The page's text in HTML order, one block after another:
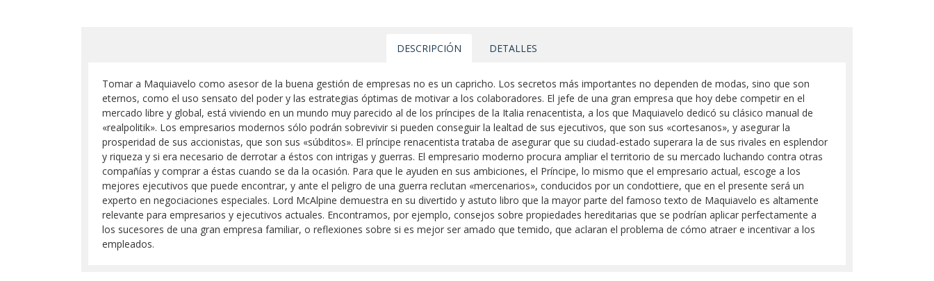
DESCRIPCIÓN DETALLES
Tomar a Maquiavelo como asesor de la buena gestión de empresas no es un capricho. Los secretos más importantes no dependen de modas, sino que son
eternos, como el uso sensato del poder y las estrategias óptimas de motivar a los colaboradores. El jefe de una gran empresa que hoy debe competir en el
mercado libre y global, está viviendo en un mundo muy parecido al de los príncipes de la Italia renacentista, a los que Maquiavelo dedicó su clásico manual de
«realpolitik». Los empresarios modernos sólo podrán sobrevivir si pueden conseguir la lealtad de sus ejecutivos, que son sus «cortesanos», y asegurar la
prosperidad de sus accionistas, que son sus «súbditos». El príncipe renacentista trataba de asegurar que su ciudad-estado superara la de sus rivales en esplendor
y riqueza y si era necesario de derrotar a éstos con intrigas y guerras. El empresario moderno procura ampliar el territorio de su mercado luchando contra otras
compañías y comprar a éstas cuando se da la ocasión. Para que le ayuden en sus ambiciones, el Príncipe, lo mismo que el empresario actual, escoge a los
mejores ejecutivos que puede encontrar, y ante el peligro de una guerra reclutan «mercenarios», conducidos por un condottiere, que en el presente será un
experto en negociaciones especiales. Lord McAlpine demuestra en su divertido y astuto libro que la mayor parte del famoso texto de Maquiavelo es altamente
relevante para empresarios y ejecutivos actuales. Encontramos, por ejemplo, consejos sobre propiedades hereditarias que se podrían aplicar perfectamente a
los sucesores de una gran empresa familiar, o reflexiones sobre si es mejor ser amado que temido, que aclaran el problema de cómo atraer e incentivar a los
empleados.